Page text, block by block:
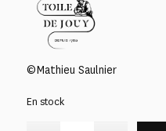
©Mathieu Saulnier
En stock